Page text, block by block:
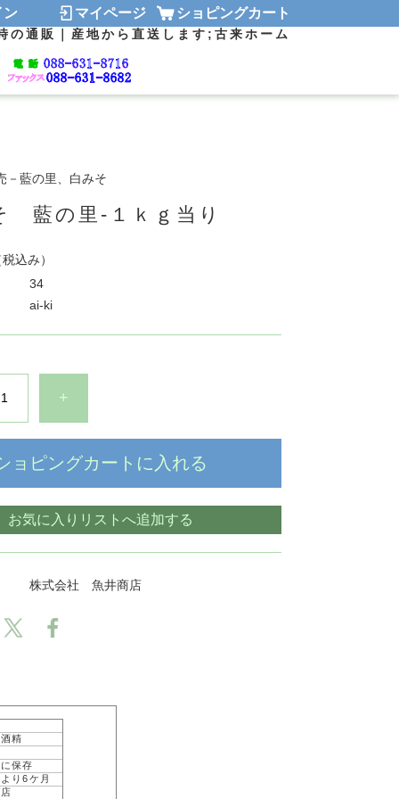
ン マイページ ショピングカート
の通販｜産地から直送します;古来ホーム
－藍の里、白みそ
藍の里-１ｋｇ当り
込み）
34
ai-ki
+
ョピングカートに入れる
お気に入りリストへ追加する
株式会社 魚井商店
精
保存
り6ケ月